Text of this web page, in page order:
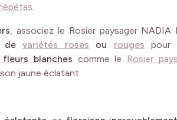
.
, associez le Rosier paysager NADIA
devariétés roses ou rouges pour
blanches comme le Rosier
jaune éclatant.